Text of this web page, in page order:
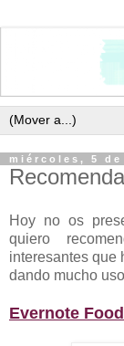
miércoles, 5 de
Hoy no os
quiero
interesantes que
dando mucho
Evernote Food